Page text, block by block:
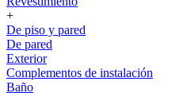
+
De piso y pared
De pared
Exterior
Complementos de instalación
Baño